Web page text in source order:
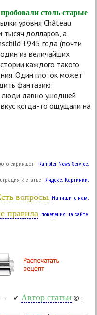
столь старые
уровня Château
тысяч долларов, а
1945 года (почти
из величайших
каждого такого
Один глоток может
фантазию:
люди давно ушедшей
когда-то ощущали на
скриншот - Rambler News Service.
к статье - Яндекс. Картинки.
вопросы. Напишите нам.
правила поведения на сайте.
✔ Автор статьи © :